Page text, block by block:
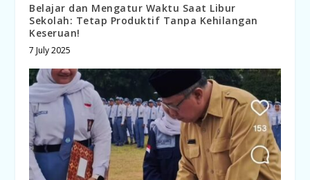
Belajar dan Mengatur Waktu Saat Libur
Sekolah: Tetap Produktif Tanpa Kehilangan
Keseruan!
7 July 2025